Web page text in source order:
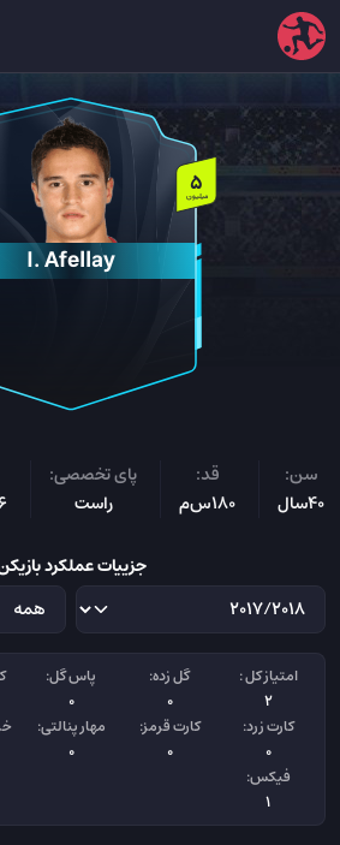
I. Afellay
5
میلیون
سن:
40سال
قد:
180س‌م
پای تخصصی:
راست
جزییات عملکرد
امتیاز کل :
2
گل زده:
0
پاس گل:
0
کارت زرد:
0
کارت قرمز:
0
مهار پنالتی:
0
فیکس:
1